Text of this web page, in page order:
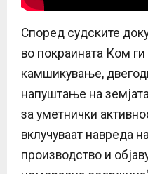
Според судските
во покраината Ком
камшикување,
напуштање на
за уметнички
вклучуваат навреда
производство и